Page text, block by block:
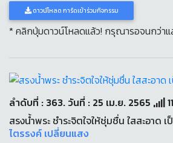
ดาวน์โหลด การ์ดเข้าร่วมกิจกรรม
* คลิกปุ่มดาวน์โหลดแล้ว! กรุณารอจนกว่า
ลำดับที่ : 363. วันที่ : 25 เม.ย. 2565
สรงน้ำพระ ชำระจิตใจให้ชุ่มชื่น ใสสะอาด
ไตรรงค์ เปลี่ยนแสง